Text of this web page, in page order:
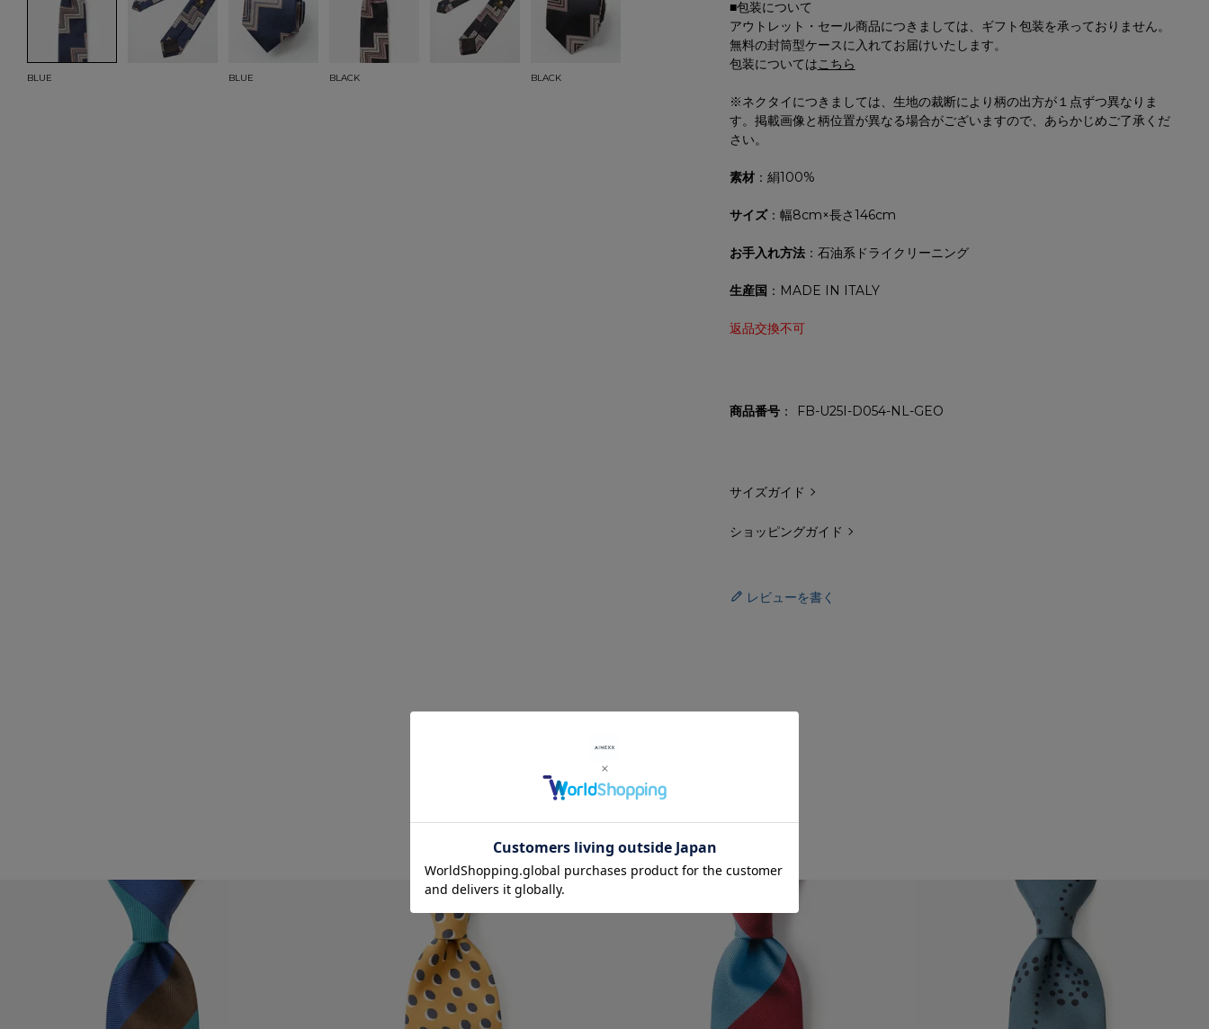
BLUE BLUE BLACK BLACK
■包装について
アウトレット・セール商品につきましては、ギフト包装を承っておりません。
無料の封筒型ケースに入れてお届けいたします。
包装についてはこちら
※ネクタイにつきましては、生地の裁断により柄の出方が１点ずつ異なりま
す。掲載画像と柄位置が異なる場合がございますので、あらかじめご了承くだ
さい。
素材：絹100%
サイズ：幅8cm×長さ146cm
お手入れ方法：石油系ドライクリーニング
生産国 ：MADE IN ITALY
返品交換不可
商品番号 FB-U25I-D054-NL-GEO
サイズガイド
ショッピングガイド
レビューを書く
RECOMMENDED ITEMS